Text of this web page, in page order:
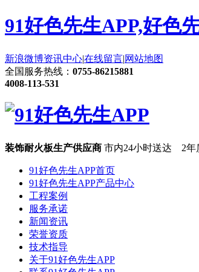
91好色先生APP,好色
新浪微博资讯中心|在线留言|网站地图
全国服务热线： 0755-86215881
4008-113-531
装饰耐火板生产供应商 市内24小时送达 2年
91好色先生APP首页
91好色先生APP产品中心
工程案例
服务承诺
新闻资讯
荣誉资质
技术指导
关于91好色先生APP